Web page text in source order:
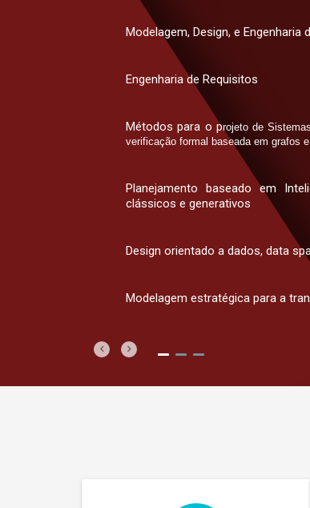
Modelagem, Design, e Engenharia
Engenharia de Requisitos
Métodos para o projeto de
verificação formal baseada em grafos
Planejamento baseado em
clássicos e generativos
Design orientado a dados, data
Modelagem estratégica para a
Previous
Next